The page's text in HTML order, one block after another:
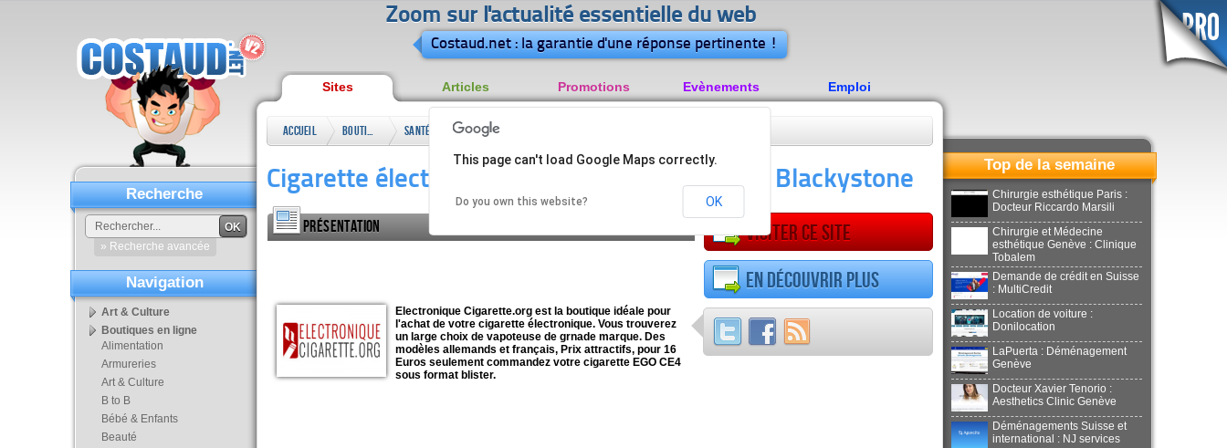
Zoom sur l'actualité essentielle du web
Costaud.net : la garantie d'une réponse pertinente !
Sites Articles Promotions Evènements Emploi
Accueil
Boutiques
Santé
Cigarettes
électroniques
cher : Blackystone
Cigarette électronique et e-liquide pas cher : Blackystone
Présentation
Electronique Cigarette.org est la boutique idéale pour
l'achat de votre cigarette électronique. Vous trouverez
un large choix de vapoteuse de grnade marque. Des
modèles allemands et français, Prix attractifs, pour 16
Euros seulement commandez votre cigarette EGO CE4
sous format blister.
Visiter ce site
En découvrir plus
This page can't load Google Maps correctly.
Do you own this website? OK
Recherche
OK
» Recherche avancée
Navigation
Art & Culture
Boutiques en ligne
Alimentation
Armureries
Art & Culture
B to B
Bébé & Enfants
Beauté
Top de la semaine
Chirurgie esthétique Paris :
Docteur Riccardo Marsili
Chirurgie et Médecine
esthétique Genève : Clinique
Tobalem
Demande de crédit en Suisse
: MultiCredit
Location de voiture :
Donilocation
LaPuerta : Déménagement
Genève
Docteur Xavier Tenorio :
Aesthetics Clinic Genève
Déménagements Suisse et
international : NJ services